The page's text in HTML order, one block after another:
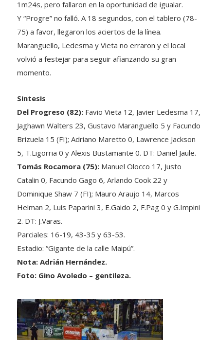
1m24s, pero fallaron en la oportunidad de igualar.
Y “Progre” no falló. A 18 segundos, con el tablero (78-
75) a favor, llegaron los aciertos de la línea.
Maranguello, Ledesma y Vieta no erraron y el local
volvió a festejar para seguir afianzando su gran
momento.
Sintesis
Del Progreso (82): Favio Vieta 12, Javier Ledesma 17,
Jaghawn Walters 23, Gustavo Maranguello 5 y Facundo
Brizuela 15 (FI); Adriano Maretto 0, Lawrence Jackson
5, T.Ligorria 0 y Alexis Bustamante 0. DT: Daniel Jaule.
Tomás Rocamora (75): Manuel Olocco 17, Justo
Catalin 0, Facundo Gago 6, Arlando Cook 22 y
Dominique Shaw 7 (FI); Mauro Araujo 14, Marcos
Helman 2, Luis Paparini 3, E.Gaido 2, F.Pag 0 y G.Impini
2. DT: J.Varas.
Parciales: 16-19, 43-35 y 63-53.
Estadio: “Gigante de la calle Maipú”.
Nota: Adrián Hernández.
Foto: Gino Avoledo – gentileza.